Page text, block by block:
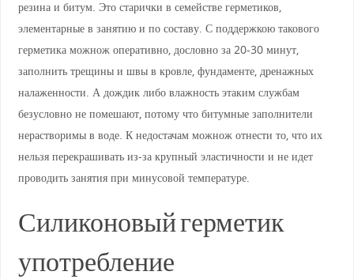
резина и битум. Это старички в семействе герметиков,
элементарные в занятию и по составу. С поддержкою такового
герметика можнож оперативно, дословно за 20-30 минут,
заполнить трещины и швы в кровле, фундаменте, дренажных
налаженности. А дождик либо влажность этаким службам
безусловно не помешают, потому что битумные заполнители
нерастворимы в воде. К недостачам можнож отнести то, что их
нельзя перекрашивать из-за крупный эластичности и не идет
проводить занятия при минусовой температуре.
Силиконовый герметик
употребление